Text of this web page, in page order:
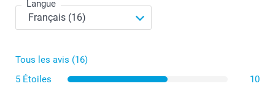
Décapsuleur en acier
Langue
Tous les avis (16)
5 Étoiles
10